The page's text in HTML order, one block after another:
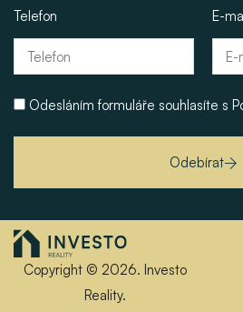
Telefon E-
Odesláním formuláře souhlasíte s
Odebírat
Copyright © 2026. Investo
Reality.